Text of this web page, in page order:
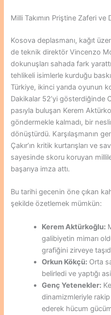
Milli Takımın Priştine Zaferi ve
Kosova deplasmanı, kağıt
de teknik direktör Vincenzo
dokunuşları sahada fark
tehlikeli isimlerle kurduğu
Türkiye, ikinci yarıda oyunun
Dakikalar 52’yi gösterdiğinde
pasıyla buluşan Kerem
göndermekle kalmadı, bir
dönüştürdü. Karşılaşmanın
Çakır’ın kritik kurtarışları ve
sayesinde skoru koruyan
başarıya imza attı.
Bu tarihi gecenin öne çıkan
şekilde özetlemek mümkün:
Kerem Aktürkoğlu:
galibiyetin mimarı
grafiğini zirveye
Orkun Kökçü: Orta
belirledi ve yaptığı
Genç Yetenekler:
dinamizmleriyle rakip
ederek hücum